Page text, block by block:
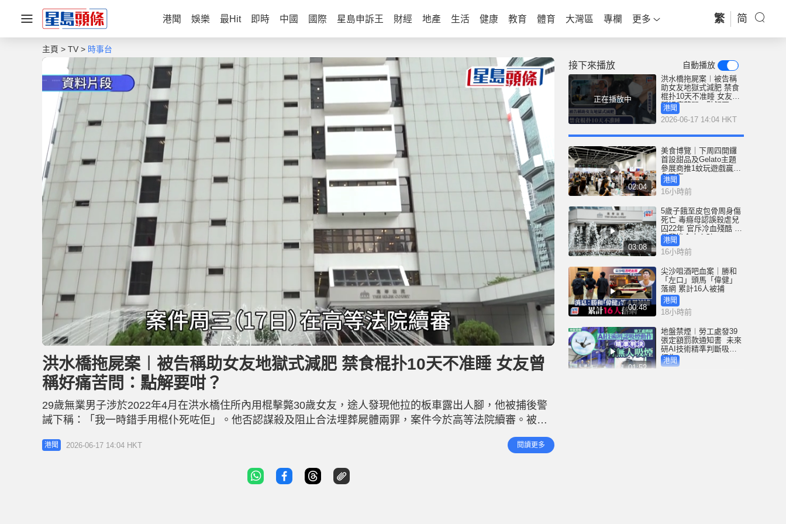
港聞 娛樂 最Hit 即時 中國 國際 星島申訴王 財經 地產 生活 健康 教育 體育 大灣區 專欄 更多 繁 简
主頁 TV 時事台
U
n
u
t
e
L
o
:
2
9
.
9
%
洪水橋拖屍案︱被告稱助女友地獄式減肥 禁食棍扑10天不准睡 女友曾
稱好痛苦問：點解要咁？
29歲無業男子涉於2022年4月在洪水橋住所內用棍擊斃30歲女友，途人發現他拉的板車露出人腳，他被捕後警
誡下稱：「我一時錯手用棍仆死咗佢」。他否認謀殺及阻止合法埋葬屍體兩罪，案件今於高等法院續審。被告
在錄影會面中稱他為協助女友減肥，10日不讓女友入眠，「契家姐話佢有胖死症，唔可以俾佢瞓」。他不斷毆
打女友以阻止女友入眠，直至女友被打至毫無反應。他稱「都係我錯手」，「得我打過佢，無人打過佢」，他
港聞 2026-06-17 14:04 HKT 閱讀更多
接下來播放 自動播放
正在播放中
洪水橋拖屍案︱被告稱
助女友地獄式減肥 禁食
棍扑10天不准睡 女友曾
稱好痛苦問：點解要
咁？
港聞
2026-06-17 14:04 HKT
02:04
美食博覽｜下周四開鑼
首設甜品及Gelato主題
參展商推1蚊玩遊戲贏鮑
魚吸客
港聞
16小時前
03:08
5歲子餓至皮包骨周身傷
死亡 毒癮母認誤殺虐兒
囚22年 官斥冷血殘酷 案
件悲慘令人心碎
港聞
16小時前
00:48
尖沙咀酒吧血案｜勝和
「左口」頭馬「偉健」
落網 累計16人被捕
港聞
18小時前
01:52
地盤禁煙︱勞工處發39
張定額罰款通知書 未來
研AI技術精準判斷吸煙
行為
港聞